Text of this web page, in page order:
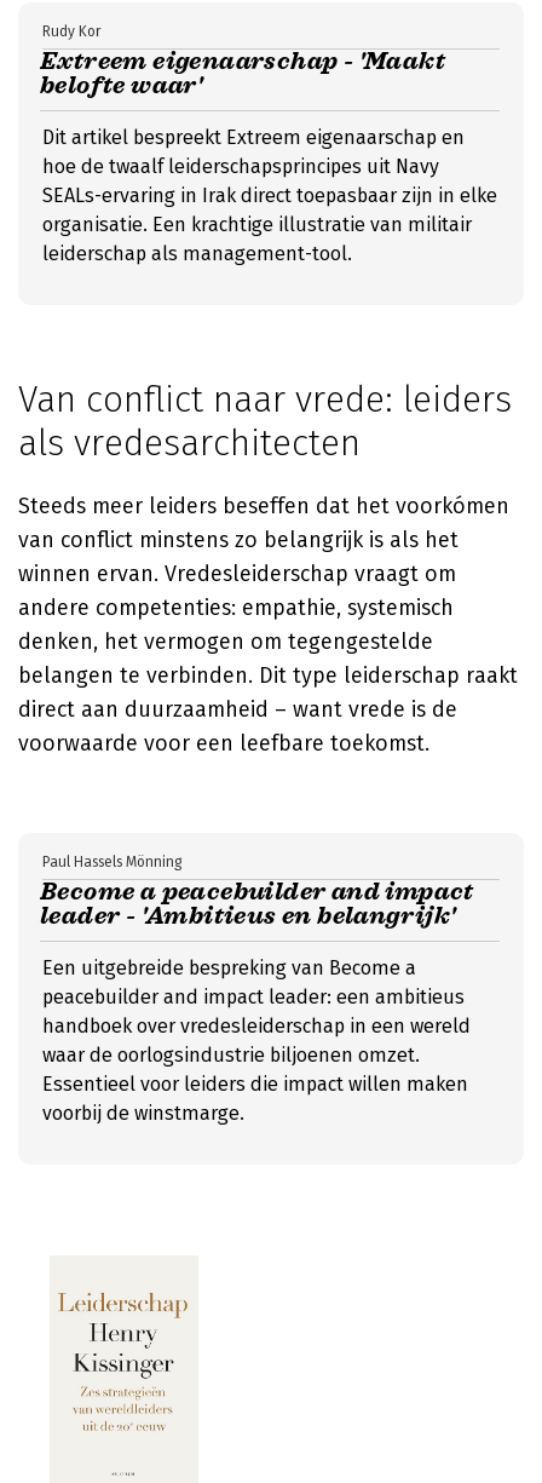
Extreem eigenaarschap - 'Maakt
belofte waar'
Rudy Kor
Dit artikel bespreekt Extreem eigenaarschap en
hoe de twaalf leiderschapsprincipes uit Navy
SEALs-ervaring in Irak direct toepasbaar zijn in elke
organisatie. Een krachtige illustratie van militair
leiderschap als management-tool.
Van conflict naar vrede: leiders
als vredesarchitecten
Steeds meer leiders beseffen dat het voorkómen
van conflict minstens zo belangrijk is als het
winnen ervan. Vredesleiderschap vraagt om
andere competenties: empathie, systemisch
denken, het vermogen om tegengestelde
belangen te verbinden. Dit type leiderschap raakt
direct aan duurzaamheid – want vrede is de
voorwaarde voor een leefbare toekomst.
Become a peacebuilder and impact
leader - 'Ambitieus en belangrijk'
Paul Hassels Mönning
Een uitgebreide bespreking van Become a
peacebuilder and impact leader: een ambitieus
handboek over vredesleiderschap in een wereld
waar de oorlogsindustrie biljoenen omzet.
Essentieel voor leiders die impact willen maken
voorbij de winstmarge.